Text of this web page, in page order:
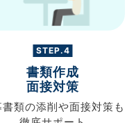
STEP.4
書類作成
面接対策
書類の添削や面接対策も